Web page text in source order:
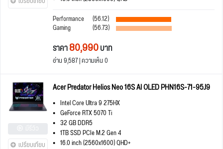
Performance
(56.12)
Gaming (56.73)
ราคา80,990บาท
อ่าน 9,587 | ความเห็น 0
เปรียบเทียบ
Acer Predator Helios Neo 16S AI OLED PHN16S-71-95J9
Intel Core Ultra 9 275HX
GeForce RTX 5070 Ti
32 GB DDR5
1TB SSD PCIe M.2 Gen 4
16.0 inch (2560x1600) QHD+